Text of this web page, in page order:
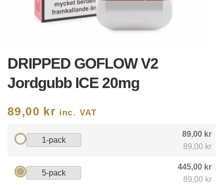
DRIPPED GOFLOW V2
Jordgubb ICE 20mg
89,00 kr inc. VAT
1-pack
89,00 kr
89,00 kr
5-pack
445,00 kr
89,00 kr